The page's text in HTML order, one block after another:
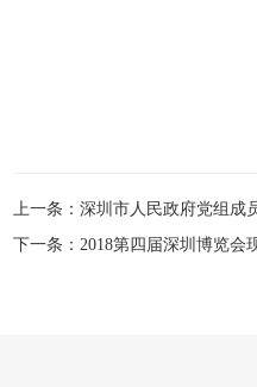
上一条：深圳市人民政府党组成
下一条：2018第四届深圳博览会